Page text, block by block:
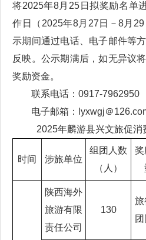
将2025年8月25日拟奖励名单
作日（2025年8月27日－8月
示期间通过电话、电子邮件等
反映。公示期满后，如无异议
奖励资金。
联系电话：0917-7962950
电子邮箱：lyxwgj＠
2025年麟游县兴文旅促消
时间 涉旅单位
组团人数
（人）
奖
陕西海外
旅游有限
责任公司
130
旅